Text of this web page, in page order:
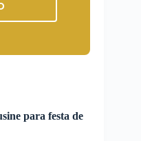
para festa de